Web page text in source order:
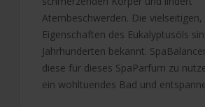
Atembeschwerden. Die
Eigenschaften des Eukalyptusöls
Jahrhunderten bekannt.
diese für dieses SpaParfum zu
ein wohltuendes Bad und